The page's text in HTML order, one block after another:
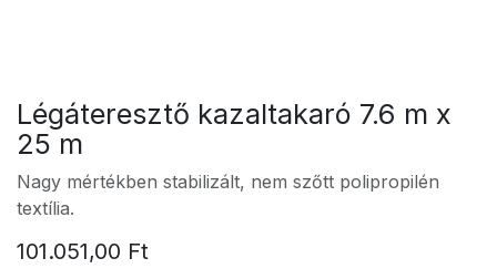
Légáteresztő kazaltakaró 7.6 m x
25 m
Nagy mértékben stabilizált, nem szőtt polipropilén
textília.
101.051,00 Ft